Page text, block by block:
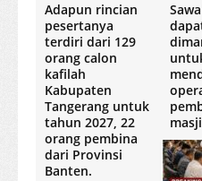
Adapun rincian
pesertanya
terdiri dari 129
orang calon
kafilah
Kabupaten
Tangerang untuk
tahun 2027, 22
orang pembina
dari Provinsi
Banten.